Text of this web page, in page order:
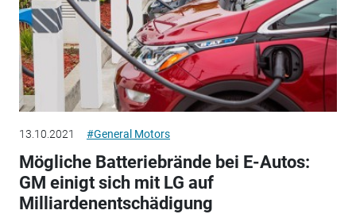
13.10.2021 #General Motors
Mögliche Batteriebrände bei E-Autos:
GM einigt sich mit LG auf
Milliardenentschädigung